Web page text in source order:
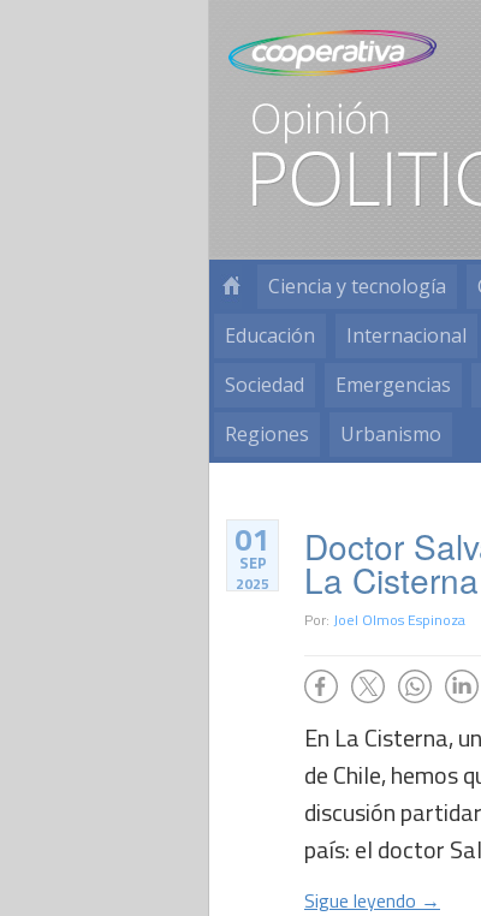
Ciencia y tecnología
Educación
Internacional
Sociedad
Emergencias
Regiones
Urbanismo
01
SEP
2025
Doctor
La
Por: Joel Olmos Espinoza
En La Cisterna,
de Chile, hemos
discusión
país: el doctor
Sigue leyendo →